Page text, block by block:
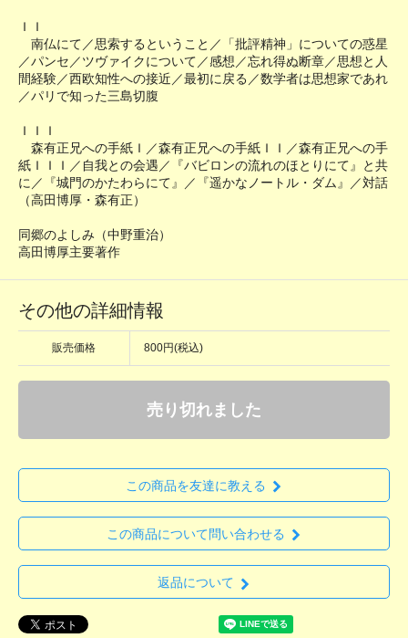
ＩＩ
南仏にて／思索するということ／「批評精神」についての惑星
／パンセ／ツヴァイクについて／感想／忘れ得ぬ断章／思想と人
間経験／西欧知性への接近／最初に戻る／数学者は思想家であれ
／パリで知った三島切腹
ＩＩＩ
森有正兄への手紙Ｉ／森有正兄への手紙ＩＩ／森有正兄への手
紙ＩＩＩ／自我との会遇／『バビロンの流れのほとりにて』と共
に／『城門のかたわらにて』／『遥かなノートル・ダム』／対話
（高田博厚・森有正）
同郷のよしみ（中野重治）
高田博厚主要著作
その他の詳細情報
販売価格 800円(税込)
売り切れました
この商品を友達に教える
この商品について問い合わせる
返品について